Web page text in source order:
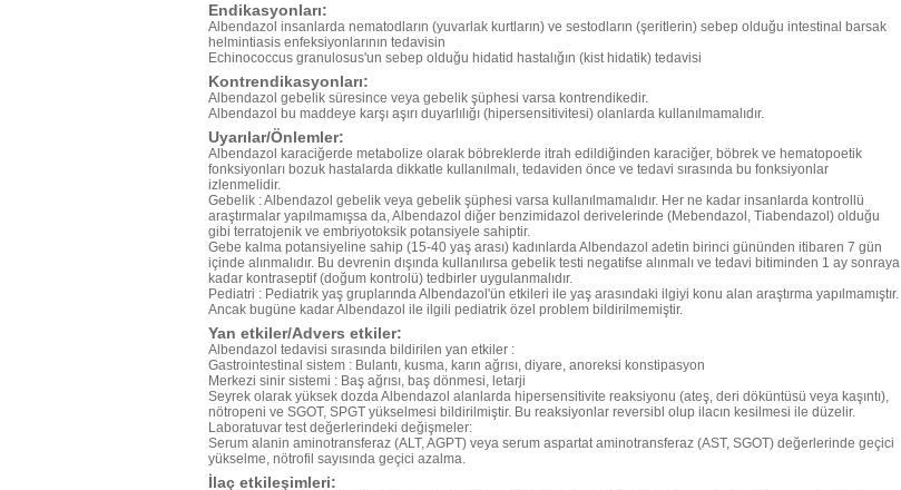
Endikasyonları:
Albendazol insanlarda nematodların (yuvarlak kurtların) ve sestodların (şeritlerin) sebep olduğu intestinal barsak
helmintiasis enfeksiyonlarının tedavisin
Echinococcus granulosus'un sebep olduğu hidatid hastalığın (kist hidatik) tedavisi
Kontrendikasyonları:
Albendazol gebelik süresince veya gebelik şüphesi varsa kontrendikedir.
Albendazol bu maddeye karşı aşırı duyarlılığı (hipersensitivitesi) olanlarda kullanılmamalıdır.
Uyarılar/Önlemler:
Albendazol karaciğerde metabolize olarak böbreklerde itrah edildiğinden karaciğer, böbrek ve hematopoetik
fonksiyonları bozuk hastalarda dikkatle kullanılmalı, tedaviden önce ve tedavi sırasında bu fonksiyonlar
izlenmelidir.
Gebelik : Albendazol gebelik veya gebelik şüphesi varsa kullanılmamalıdır. Her ne kadar insanlarda kontrollü
araştırmalar yapılmamışsa da, Albendazol diğer benzimidazol derivelerinde (Mebendazol, Tiabendazol) olduğu
gibi terratojenik ve embriyotoksik potansiyele sahiptir.
Gebe kalma potansiyeline sahip (15-40 yaş arası) kadınlarda Albendazol adetin birinci gününden itibaren 7 gün
içinde alınmalıdır. Bu devrenin dışında kullanılırsa gebelik testi negatifse alınmalı ve tedavi bitiminden 1 ay sonraya
kadar kontraseptif (doğum kontrolü) tedbirler uygulanmalıdır.
Pediatri : Pediatrik yaş gruplarında Albendazol'ün etkileri ile yaş arasındaki ilgiyi konu alan araştırma yapılmamıştır.
Ancak bugüne kadar Albendazol ile ilgili pediatrik özel problem bildirilmemiştir.
Yan etkiler/Advers etkiler:
Albendazol tedavisi sırasında bildirilen yan etkiler :
Gastrointestinal sistem : Bulantı, kusma, karın ağrısı, diyare, anoreksi konstipasyon
Merkezi sinir sistemi : Baş ağrısı, baş dönmesi, letarji
Seyrek olarak yüksek dozda Albendazol alanlarda hipersensitivite reaksiyonu (ateş, deri döküntüsü veya kaşıntı),
nötropeni ve SGOT, SPGT yükselmesi bildirilmiştir. Bu reaksiyonlar reversibl olup ilacın kesilmesi ile düzelir.
Laboratuvar test değerlerindeki değişmeler:
Serum alanin aminotransferaz (ALT, AGPT) veya serum aspartat aminotransferaz (AST, SGOT) değerlerinde geçici
yükselme, nötrofil sayısında geçici azalma.
İlaç etkileşimleri: